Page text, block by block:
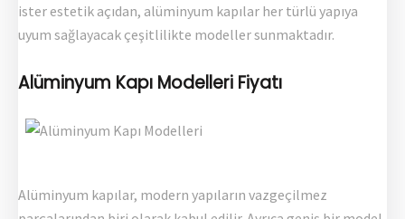
ister estetik açıdan, alüminyum kapılar her türlü yapıya
uyum sağlayacak çeşitlilikte modeller sunmaktadır.
Alüminyum Kapı Modelleri Fiyatı
Alüminyum kapılar, modern yapıların vazgeçilmez